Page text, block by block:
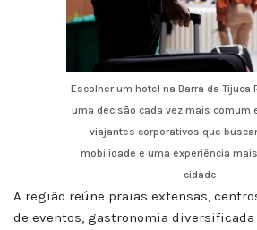
Escolher um hotel na Barra da Tijuca
uma decisão cada vez mais comum
viajantes corporativos que
mobilidade e uma experiência
cidade.
A região reúne praias extensas,
de eventos, gastronomia diversificada